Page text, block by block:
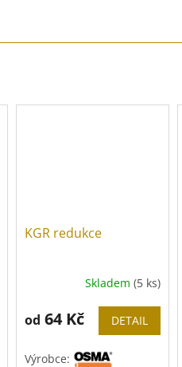
KGR redukce
Skladem (5 ks)
od 64 Kč DETAIL
Výrobce: